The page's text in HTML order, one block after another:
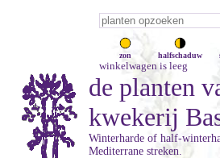
zon halfschaduw
winkelwagen is leeg
de planten
kwekerij
Winterharde of half-
Mediterrane streken.